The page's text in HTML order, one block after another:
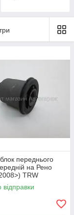
переднього
на Рено
TRW
- JBU712
відправки